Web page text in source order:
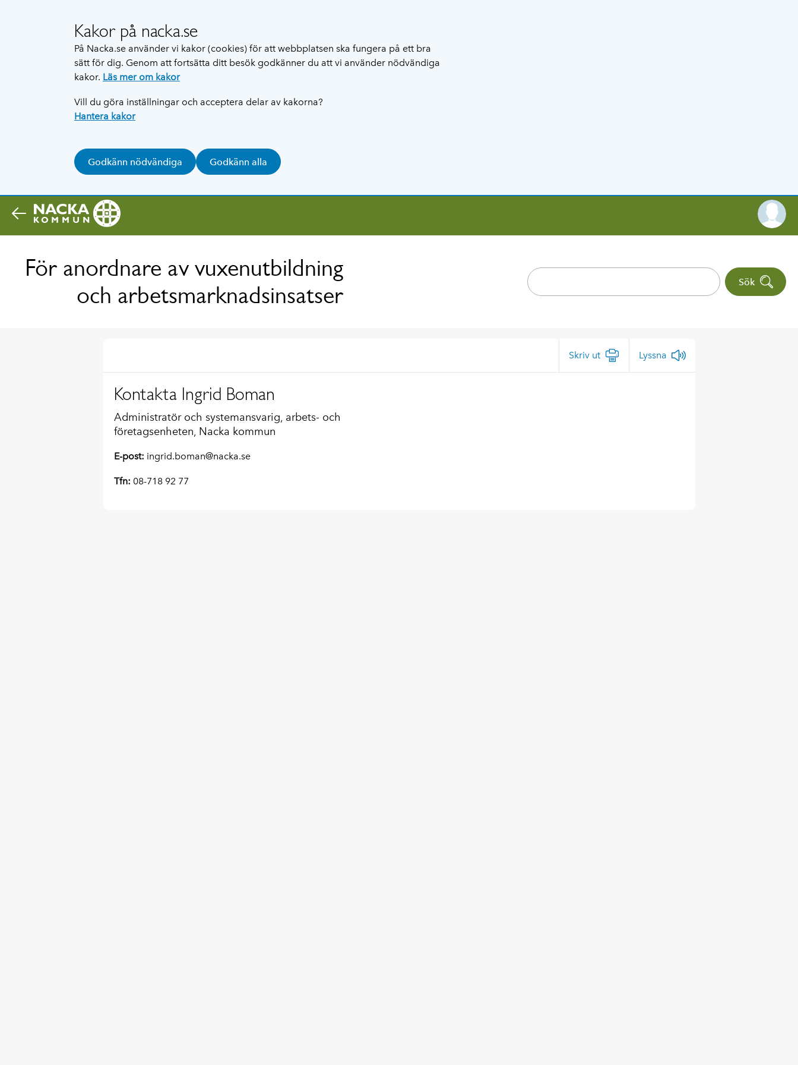
Kakor på nacka.se
På Nacka.se använder vi kakor (cookies) för att webbplatsen ska fungera på ett bra
sätt för dig. Genom att fortsätta ditt besök godkänner du att vi använder nödvändiga
kakor. Läs mer om kakor
Vill du göra inställningar och acceptera delar av kakorna?
Hantera kakor
Godkänn nödvändiga Godkänn alla
För anordnare av vuxenutbildning
och arbetsmarknadsinsatser
Sök
Skriv ut Lyssna
Kontakta Ingrid Boman
Administratör och systemansvarig, arbets- och
företagsenheten, Nacka kommun
E-post: ingrid.boman@nacka.se
Tfn: 08-718 92 77